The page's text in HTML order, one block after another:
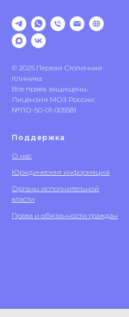
© 2025 Первая Столичная
Клиника
Все права защищены.
Лицензия МОЗ России:
№ЛО-50-01-005581
Поддержка
О нас
Юридическая информация
Органы исполнительной
власти
Права и обязанности граждан